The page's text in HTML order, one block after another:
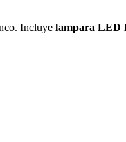
Incluye lampara LED